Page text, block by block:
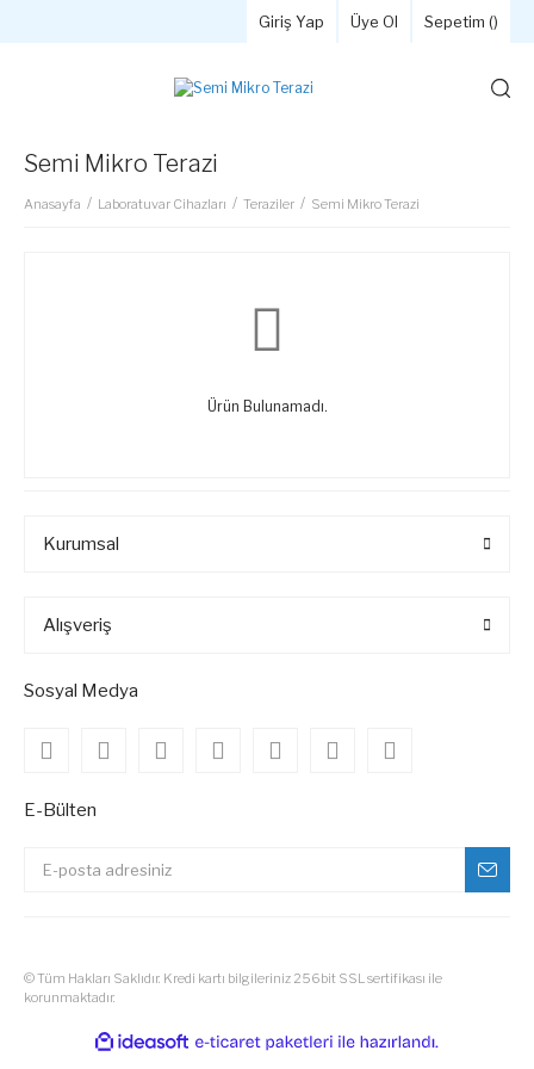
Giriş Yap Üye Ol Sepetim ()
Semi Mikro Terazi
Anasayfa Laboratuvar Cihazları Teraziler Semi Mikro Terazi
Ürün Bulunamadı.
Kurumsal
Alışveriş
Sosyal Medya
E-Bülten
© Tüm Hakları Saklıdır. Kredi kartı bilgileriniz 256bit SSL sertifikası ile
korunmaktadır.
ideasoft
e-